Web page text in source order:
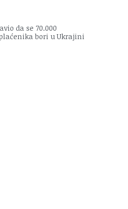
da se 70.000
bori u Ukrajini